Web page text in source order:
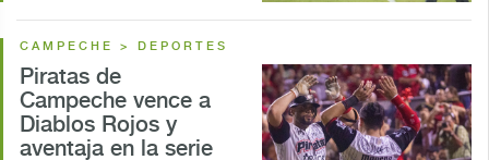
CAMPECHE > DEPORTES
Piratas de
Campeche vence a
Diablos Rojos y
aventaja en la serie